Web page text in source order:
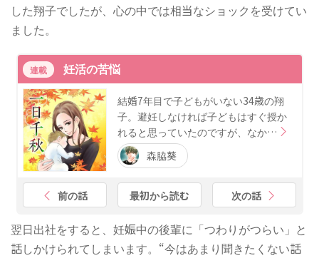
した翔子でしたが、心の中では相当なショックを受けてい
ました。
連載 妊活の苦悩
結婚7年目で子どもがいない34歳の翔
子。避妊しなければ子どもはすぐ授か
れると思っていたのですが、なか…
森脇葵
前の話 最初から読む 次の話
翌日出社をすると、妊娠中の後輩に「つわりがつらい」と
話しかけられてしまいます。“今はあまり聞きたくない話